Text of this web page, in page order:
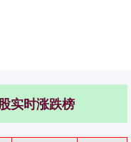
实时涨跌榜